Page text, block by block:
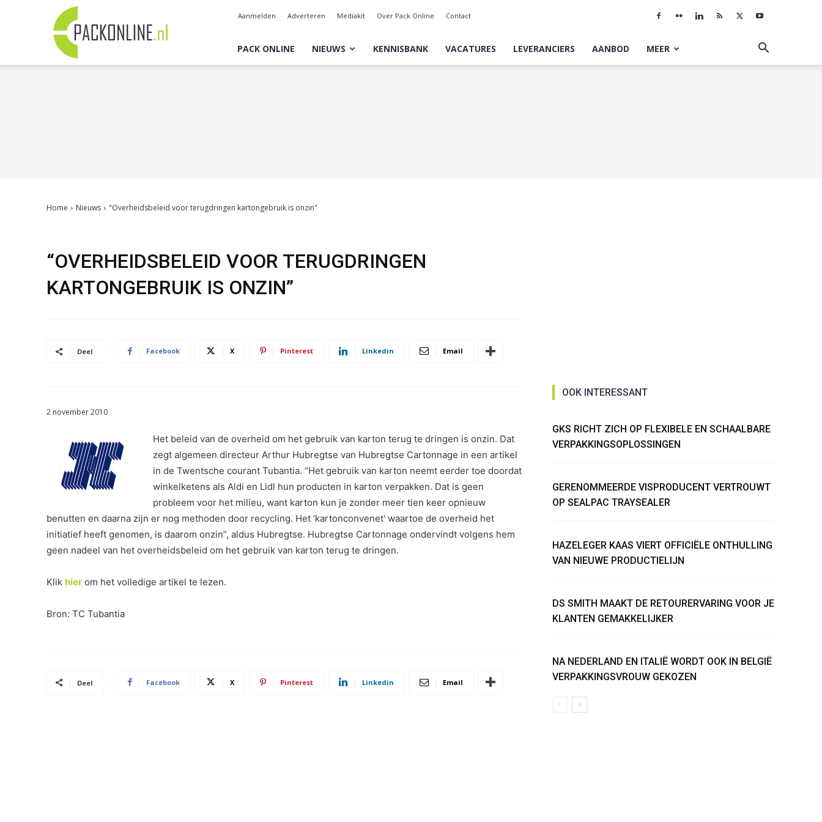
Pack
Online
Aanmelden Adverteren Mediakit Over Pack Online Contact
PACK ONLINE NIEUWS KENNISBANK VACATURES LEVERANCIERS AANBOD MEER
Home Nieuws "Overheidsbeleid voor terugdringen kartongebruik is onzin"
“OVERHEIDSBELEID VOOR TERUGDRINGEN
KARTONGEBRUIK IS ONZIN”
Deel Facebook X Pinterest Linkedin Email
2 november 2010
Het beleid van de overheid om het gebruik van karton terug te dringen is onzin. Dat
zegt algemeen directeur Arthur Hubregtse van Hubregtse Cartonnage in een artikel
in de Twentsche courant Tubantia. “Het gebruik van karton neemt eerder toe doordat
winkelketens als Aldi en Lidl hun producten in karton verpakken. Dat is geen
probleem voor het milieu, want karton kun je zonder meer tien keer opnieuw
benutten en daarna zijn er nog methoden door recycling. Het ‘kartonconvenet' waartoe de overheid het
initiatief heeft genomen, is daarom onzin”, aldus Hubregtse. Hubregtse Cartonnage ondervindt volgens hem
geen nadeel van het overheidsbeleid om het gebruik van karton terug te dringen.
Klik hier om het volledige artikel te lezen.
Bron: TC Tubantia
Deel Facebook X Pinterest Linkedin Email
OOK INTERESSANT
GKS RICHT ZICH OP FLEXIBELE EN SCHAALBARE
VERPAKKINGSOPLOSSINGEN
GERENOMMEERDE VISPRODUCENT VERTROUWT
OP SEALPAC TRAYSEALER
HAZELEGER KAAS VIERT OFFICIËLE ONTHULLING
VAN NIEUWE PRODUCTIELIJN
DS SMITH MAAKT DE RETOURERVARING VOOR JE
KLANTEN GEMAKKELIJKER
NA NEDERLAND EN ITALIË WORDT OOK IN BELGIË
VERPAKKINGSVROUW GEKOZEN